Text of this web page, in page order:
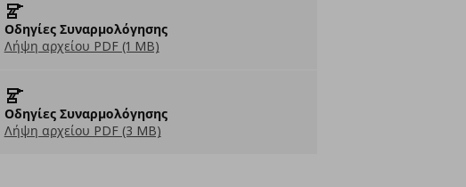
Οδηγίες Συναρμολόγησης
Λήψη αρχείου PDF (1 MB)
Οδηγίες Συναρμολόγησης
Λήψη αρχείου PDF (3 MB)